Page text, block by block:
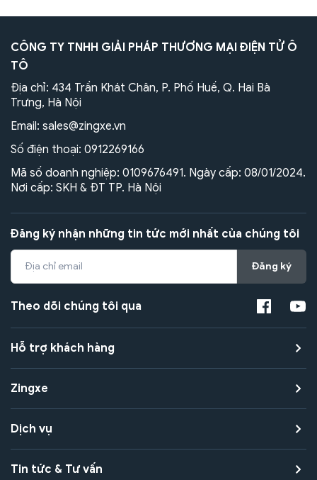
CÔNG TY TNHH GIẢI PHÁP THƯƠNG MẠI ĐIỆN TỬ Ô
TÔ
Địa chỉ: 434 Trần Khát Chân, P. Phố Huế, Q. Hai Bà
Trưng, Hà Nội
Email: sales@zingxe.vn
Số điện thoại: 0912269166
Mã số doanh nghiệp: 0109676491. Ngày cấp: 08/01/2024.
Nơi cấp: SKH & ĐT TP. Hà Nội
Đăng ký nhận những tin tức mới nhất của chúng tôi
Đăng ký
Theo dõi chúng tôi qua
Hỗ trợ khách hàng
Zingxe
Dịch vụ
Tin tức & Tư vấn